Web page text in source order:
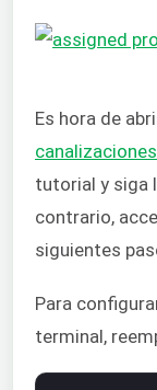
Es hora de
tutorial y siga
contrario,
siguientes
Para
terminal,